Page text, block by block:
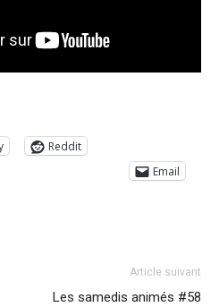
Reddit
Email
Article suivant
Les samedis animés #58